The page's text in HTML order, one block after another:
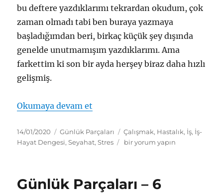
bu deftere yazdıklarımı tekrardan okudum, çok
zaman olmadı tabi ben buraya yazmaya
başladığımdan beri, birkaç küçük şey dışında
genelde unutmamışım yazdıklarımı. Ama
farkettim ki son bir ayda herşey biraz daha hızlı
gelişmiş.
Okumaya devam et
Yayın
tarihi
14/01/2020 Kategoriler
Günlük Parçaları Etiketler
Çalışmak, Hastalık, İş, İş-
Hayat Dengesi,Seyahat,Stres
Günlük
için
bir yorum yapın
Günlük Parçaları – 6